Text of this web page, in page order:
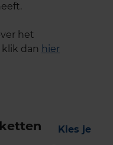
het
dan hier
Kies je